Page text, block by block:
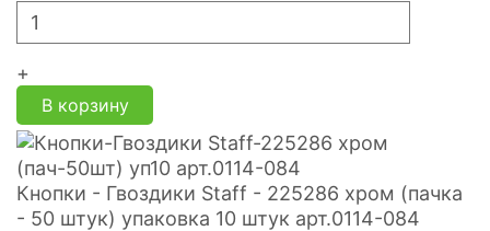
+
В корзину
Кнопки - Гвоздики Staff - 225286 хром (пачка
- 50 штук) упаковка 10 штук арт.0114-084